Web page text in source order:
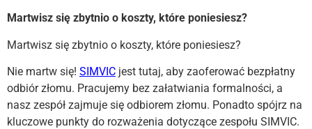
Martwisz się zbytnio o koszty, które poniesiesz?
Martwisz się zbytnio o koszty, które poniesiesz?
Nie martw się! SIMVIC jest tutaj, aby zaoferować bezpłatny
odbiór złomu. Pracujemy bez załatwiania formalności, a
nasz zespół zajmuje się odbiorem złomu. Ponadto spójrz na
kluczowe punkty do rozważenia dotyczące zespołu SIMVIC.